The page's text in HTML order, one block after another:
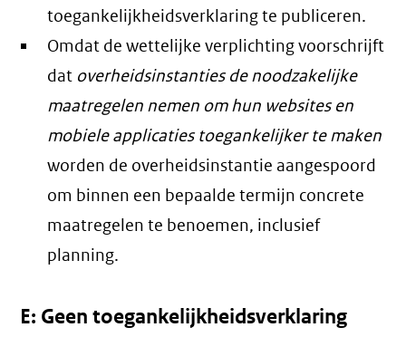
toegankelijkheidsverklaring te publiceren.
Omdat de wettelijke verplichting voorschrijft
dat overheidsinstanties de noodzakelijke
maatregelen nemen om hun websites en
mobiele applicaties toegankelijker te maken
worden de overheidsinstantie aangespoord
om binnen een bepaalde termijn concrete
maatregelen te benoemen, inclusief
planning.
E: Geen toegankelijkheidsverklaring